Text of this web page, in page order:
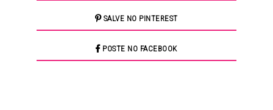
SALVE NO PINTEREST
POSTE NO FACEBOOK